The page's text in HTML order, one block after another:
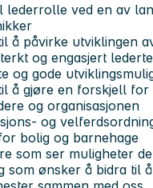
lederrolle ved en av
å påvirke utviklingen
og engasjert
og gode
å gjøre en forskjell for
og organisasjonen
og
bolig og barnehage
som ser muligheter
som ønsker å bidra til